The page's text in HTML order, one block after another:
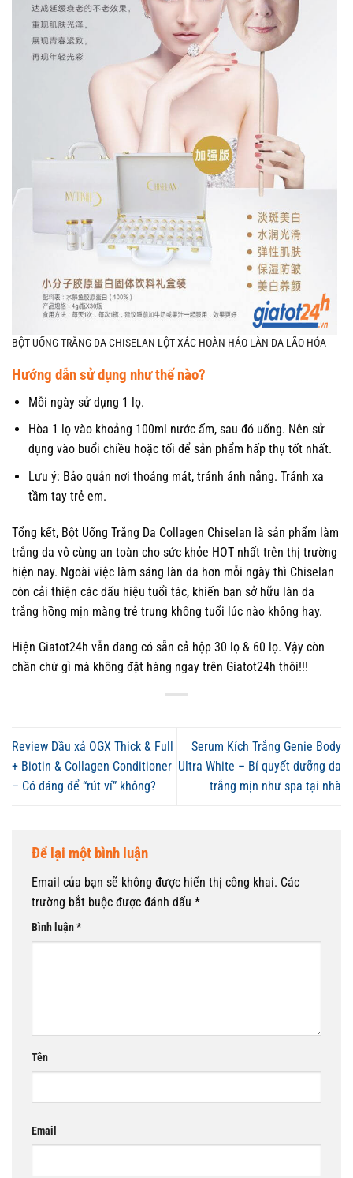
BỘT UỐNG TRẮNG DA CHISELAN LỘT XÁC HOÀN HẢO LÀN DA LÃO HÓA
Hướng dẫn sử dụng như thế nào?
Mỗi ngày sử dụng 1 lọ.
Hòa 1 lọ vào khoảng 100ml nước ấm, sau đó uống. Nên sử
dụng vào buổi chiều hoặc tối để sản phẩm hấp thụ tốt nhất.
Lưu ý: Bảo quản nơi thoáng mát, tránh ánh nắng. Tránh xa
tầm tay trẻ em.
Tổng kết, Bột Uống Trắng Da Collagen Chiselan là sản phẩm làm
trắng da vô cùng an toàn cho sức khỏe HOT nhất trên thị trường
hiện nay. Ngoài việc làm sáng làn da hơn mỗi ngày thì Chiselan
còn cải thiện các dấu hiệu tuổi tác, khiến bạn sở hữu làn da
trắng hồng mịn màng trẻ trung không tuổi lúc nào không hay.
Hiện Giatot24h vẫn đang có sẵn cả hộp 30 lọ & 60 lọ. Vậy còn
chần chừ gì mà không đặt hàng ngay trên Giatot24h thôi!!!
Review Dầu xả OGX Thick & Full
+ Biotin & Collagen Conditioner
– Có đáng để “rút ví” không?
Serum Kích Trắng Genie Body
Ultra White – Bí quyết dưỡng da
trắng mịn như spa tại nhà
Để lại một bình luận
Email của bạn sẽ không được hiển thị công khai. Các
trường bắt buộc được đánh dấu *
Bình luận*
Tên
Email